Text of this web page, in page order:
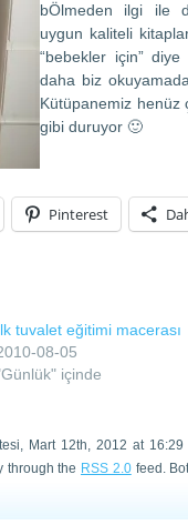
bÖlmeden ilgi ile
uygun kaliteli
“bebekler için”
daha biz
Kütüpanemiz henüz
gibi duruyor 🙂
Pinterest
tuvalet eğitimi macerası
08-05
içinde
Mart 12th, 2012 at
through the RSS 2.0feed.